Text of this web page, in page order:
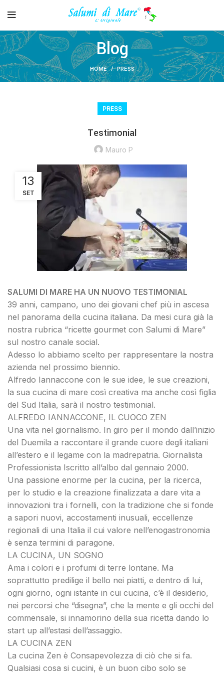
Blog
HOME PRESS
PRESS
Testimonial
Mauro P
13
SET
SALUMI DI MARE HA UN NUOVO TESTIMONIAL
39 anni, campano, uno dei giovani chef più in ascesa
nel panorama della cucina italiana. Da mesi cura già la
nostra rubrica “ricette gourmet con Salumi di Mare”
sul nostro canale social.
Adesso lo abbiamo scelto per rappresentare la nostra
azienda nel prossimo biennio.
Alfredo Iannaccone con le sue idee, le sue creazioni,
la sua cucina di mare così creativa ma anche così figlia
del Sud Italia, sarà il nostro testimonial.
ALFREDO IANNACCONE, IL CUOCO ZEN
Una vita nel giornalismo. In giro per il mondo dall’inizio
del Duemila a raccontare il grande cuore degli italiani
all’estero e il legame con la madrepatria. Giornalista
Professionista Iscritto all’albo dal gennaio 2000.
Una passione enorme per la cucina, per la ricerca,
per lo studio e la creazione finalizzata a dare vita a
innovazioni tra i fornelli, con la tradizione che si fonde
a sapori nuovi, accostamenti inusuali, eccellenze
regionali di una Italia il cui valore nell’enogastronomia
è senza termini di paragone.
LA CUCINA, UN SOGNO
Ama i colori e i profumi di terre lontane. Ma
soprattutto predilige il bello nei piatti, e dentro di lui,
ogni giorno, ogni istante in cui cucina, c’è il desiderio,
nei percorsi che “disegna”, che la mente e gli occhi del
commensale, si innamorino della sua ricetta dando lo
start up all’estasi dell’assaggio.
LA CUCINA ZEN
La cucina Zen è Consapevolezza di ciò che si fa.
Qualsiasi cosa si cucini, è un buon cibo solo se